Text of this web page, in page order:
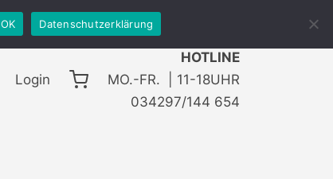
Login
HOTLINE
MO.-FR. | 11-18UHR
034297/144 654
OK Datenschutzerklärung